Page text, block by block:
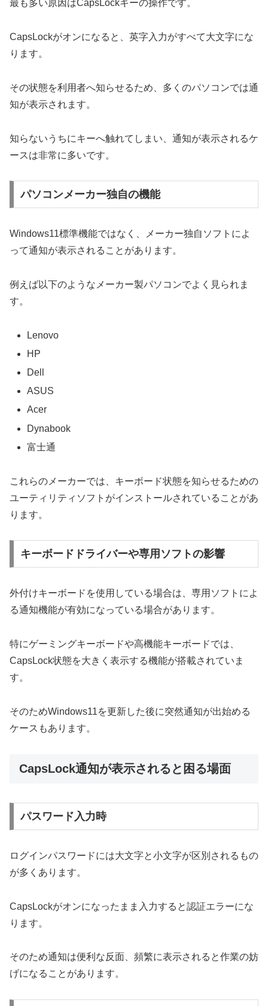
最も多い原因はCapsLockキーの操作です。
CapsLockがオンになると、英字入力がすべて大文字にな
ります。
その状態を利用者へ知らせるため、多くのパソコンでは通
知が表示されます。
知らないうちにキーへ触れてしまい、通知が表示されるケ
ースは非常に多いです。
パソコンメーカー独自の機能
Windows11標準機能ではなく、メーカー独自ソフトによ
って通知が表示されることがあります。
例えば以下のようなメーカー製パソコンでよく見られま
す。
Lenovo
HP
Dell
ASUS
Acer
Dynabook
富士通
これらのメーカーでは、キーボード状態を知らせるための
ユーティリティソフトがインストールされていることがあ
ります。
キーボードドライバーや専用ソフトの影響
外付けキーボードを使用している場合は、専用ソフトによ
る通知機能が有効になっている場合があります。
特にゲーミングキーボードや高機能キーボードでは、
CapsLock状態を大きく表示する機能が搭載されていま
す。
そのためWindows11を更新した後に突然通知が出始める
ケースもあります。
CapsLock通知が表示されると困る場面
パスワード入力時
ログインパスワードには大文字と小文字が区別されるもの
が多くあります。
CapsLockがオンになったまま入力すると認証エラーにな
ります。
そのため通知は便利な反面、頻繁に表示されると作業の妨
げになることがあります。